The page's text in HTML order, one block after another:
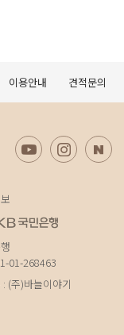
이용안내 견적문의
01-268463
: (주)바늘이야기